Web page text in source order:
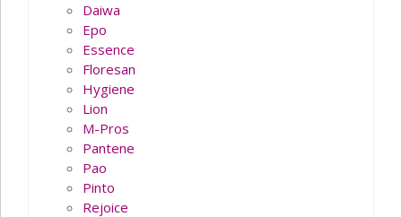
Daiwa
Epo
Essence
Floresan
Hygiene
Lion
M-Pros
Pantene
Pao
Pinto
Rejoice